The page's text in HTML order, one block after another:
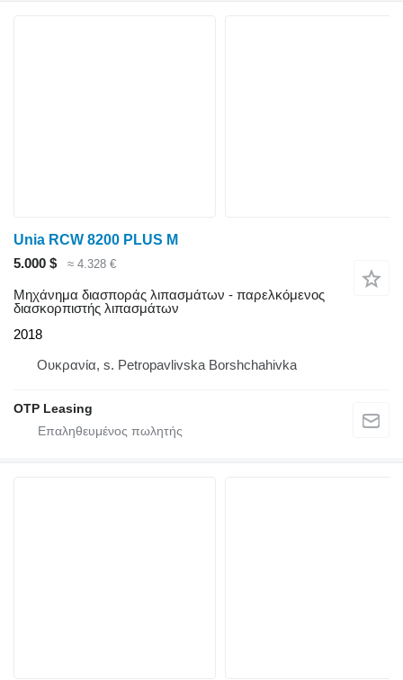
Unia RCW 8200 PLUS M
5.000 $
≈ 4.328 €
Μηχάνημα διασποράς λιπασμάτων - παρελκόμενος
διασκορπιστής λιπασμάτων
2018
Ουκρανία, s. Petropavlivska Borshchahivka
OTP Leasing